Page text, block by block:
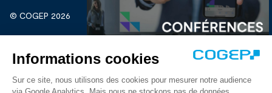
© COGEP 2026
Protection de vos données personnelles
Crédits
Découvrir